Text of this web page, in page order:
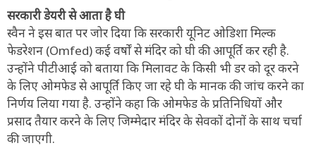
सरकारी डेयरी से आता है घी
स्वैन ने इस बात पर जोर दिया कि सरकारी यूनिट ओडिशा मिल्क
फेडरेशन (Omfed) कई वर्षों से मंदिर को घी की आपूर्ति कर रही है.
उन्होंने पीटीआई को बताया कि मिलावट के किसी भी डर को दूर करने
के लिए ओमफेड से आपूर्ति किए जा रहे घी के मानक की जांच करने का
निर्णय लिया गया है. उन्होंने कहा कि ओमफेड के प्रतिनिधियों और
प्रसाद तैयार करने के लिए जिम्मेदार मंदिर के सेवकों दोनों के साथ चर्चा
की जाएगी.